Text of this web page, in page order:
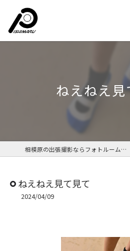
ねえねえ見
相模原の出張撮影ならフォトルームイシマル
ねえねえ見て見て
2024/04/09